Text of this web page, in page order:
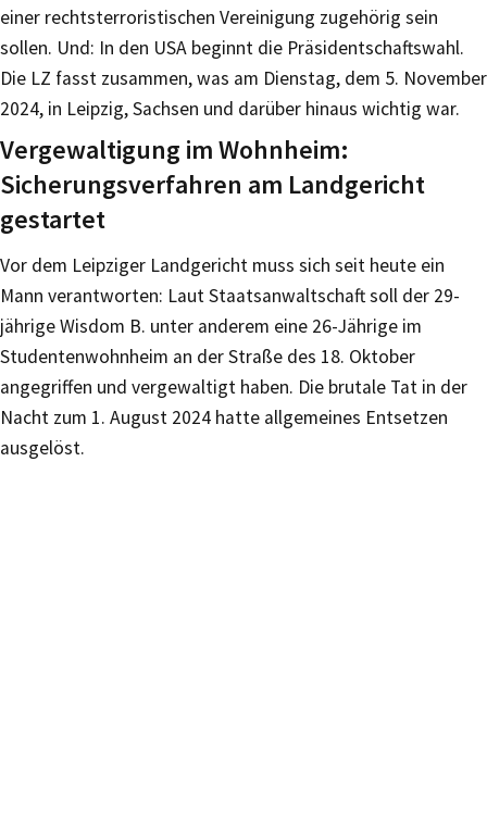
einer rechtsterroristischen Vereinigung zugehörig sein
sollen. Und: In den USA beginnt die Präsidentschaftswahl.
Die LZ fasst zusammen, was am Dienstag, dem 5. November
2024, in Leipzig, Sachsen und darüber hinaus wichtig war.
Vergewaltigung im Wohnheim:
Sicherungsverfahren am Landgericht
gestartet
Vor dem Leipziger Landgericht muss sich seit heute ein
Mann verantworten: Laut Staatsanwaltschaft soll der 29-
jährige Wisdom B. unter anderem eine 26-Jährige im
Studentenwohnheim an der Straße des 18. Oktober
angegriffen und vergewaltigt haben. Die brutale Tat in der
Nacht zum 1. August 2024 hatte allgemeines Entsetzen
ausgelöst.